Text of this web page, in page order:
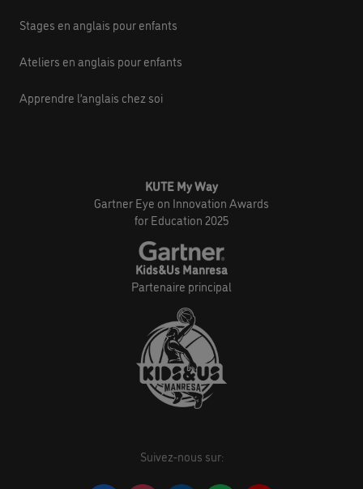
Stages en anglais pour enfants
Ateliers en anglais pour enfants
Apprendre l’anglais chez soi
KUTE My Way
Gartner Eye on Innovation Awards
for Education 2025
Kids&Us Manresa
Partenaire principal
Suivez-nous sur: